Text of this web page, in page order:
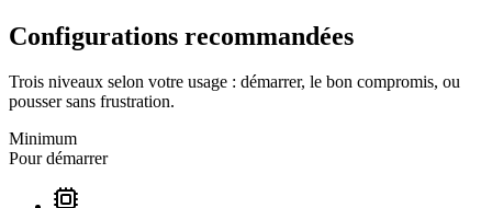
Configurations recommandées
Trois niveaux selon votre usage : démarrer, le bon compromis, ou
pousser sans frustration.
Minimum
Pour démarrer